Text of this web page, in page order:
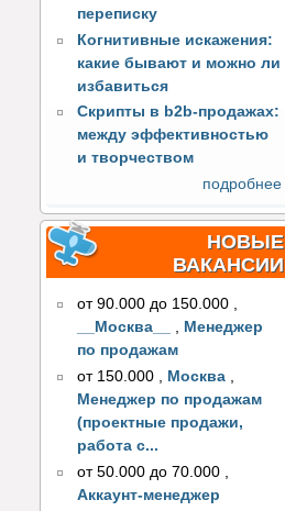
переписку
Когнитивные искажения:
какие бывают и можно ли
избавиться
Скрипты в b2b-продажах:
между эффективностью
и творчеством
подробнее
НОВЫЕ
ВАКАНСИИ
от 90.000 до 150.000 ,
__Москва__
, Менеджер
по продажам
от 150.000
Москва
Менеджер по продажам
(проектные продажи,
работа с...
от 50.000 до 70.000
Аккаунт-менеджер